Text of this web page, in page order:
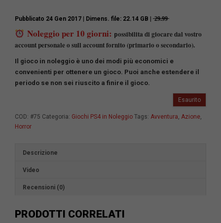
Pubblicato 24 Gen 2017 | Dimens. file: 22.14 GB | ̶2̶9̶.̶9̶9̶
Noleggio per 10 giorni: possibilita di giocare dal vostro
account personale o sull account fornito (primario o secondario).
Il gioco in noleggio è uno dei modi più economici e
convenienti per ottenere un gioco. Puoi anche estendere il
periodo se non sei riuscito a finire il gioco.
Esaurito
COD: #75 Categoria: Giochi PS4 in Noleggio Tags: Avventura, Azione,
Horror
Descrizione
Video
Recensioni (0)
PRODOTTI CORRELATI